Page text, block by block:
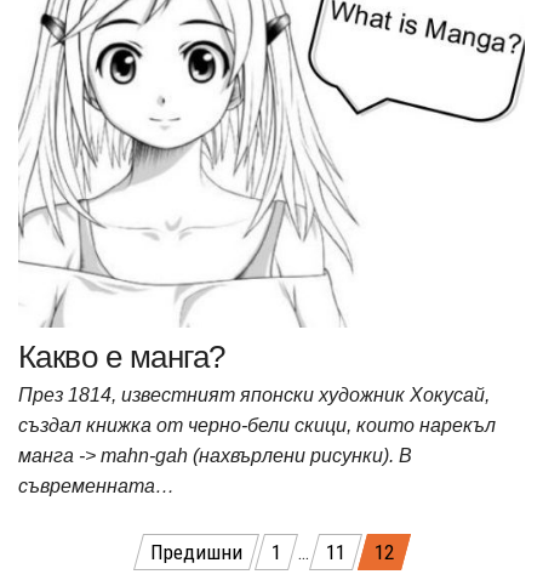
Какво е манга?
През 1814, известният японски художник Хокусай,
създал книжка от черно-бели скици, които нарекъл
манга -> mahn-gah (нахвърлени рисунки). В
съвременната…
РазделянеПредишни 1 … 11 12